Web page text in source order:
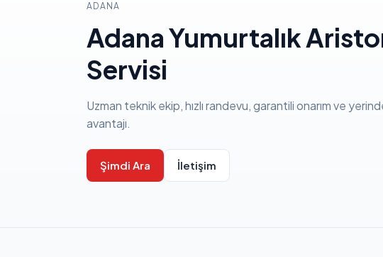
ADANA
Adana Yumurtalık
Servisi
Uzman teknik ekip, hızlı randevu, garantili onarım ve
avantajı.
Şimdi Ara İletişim